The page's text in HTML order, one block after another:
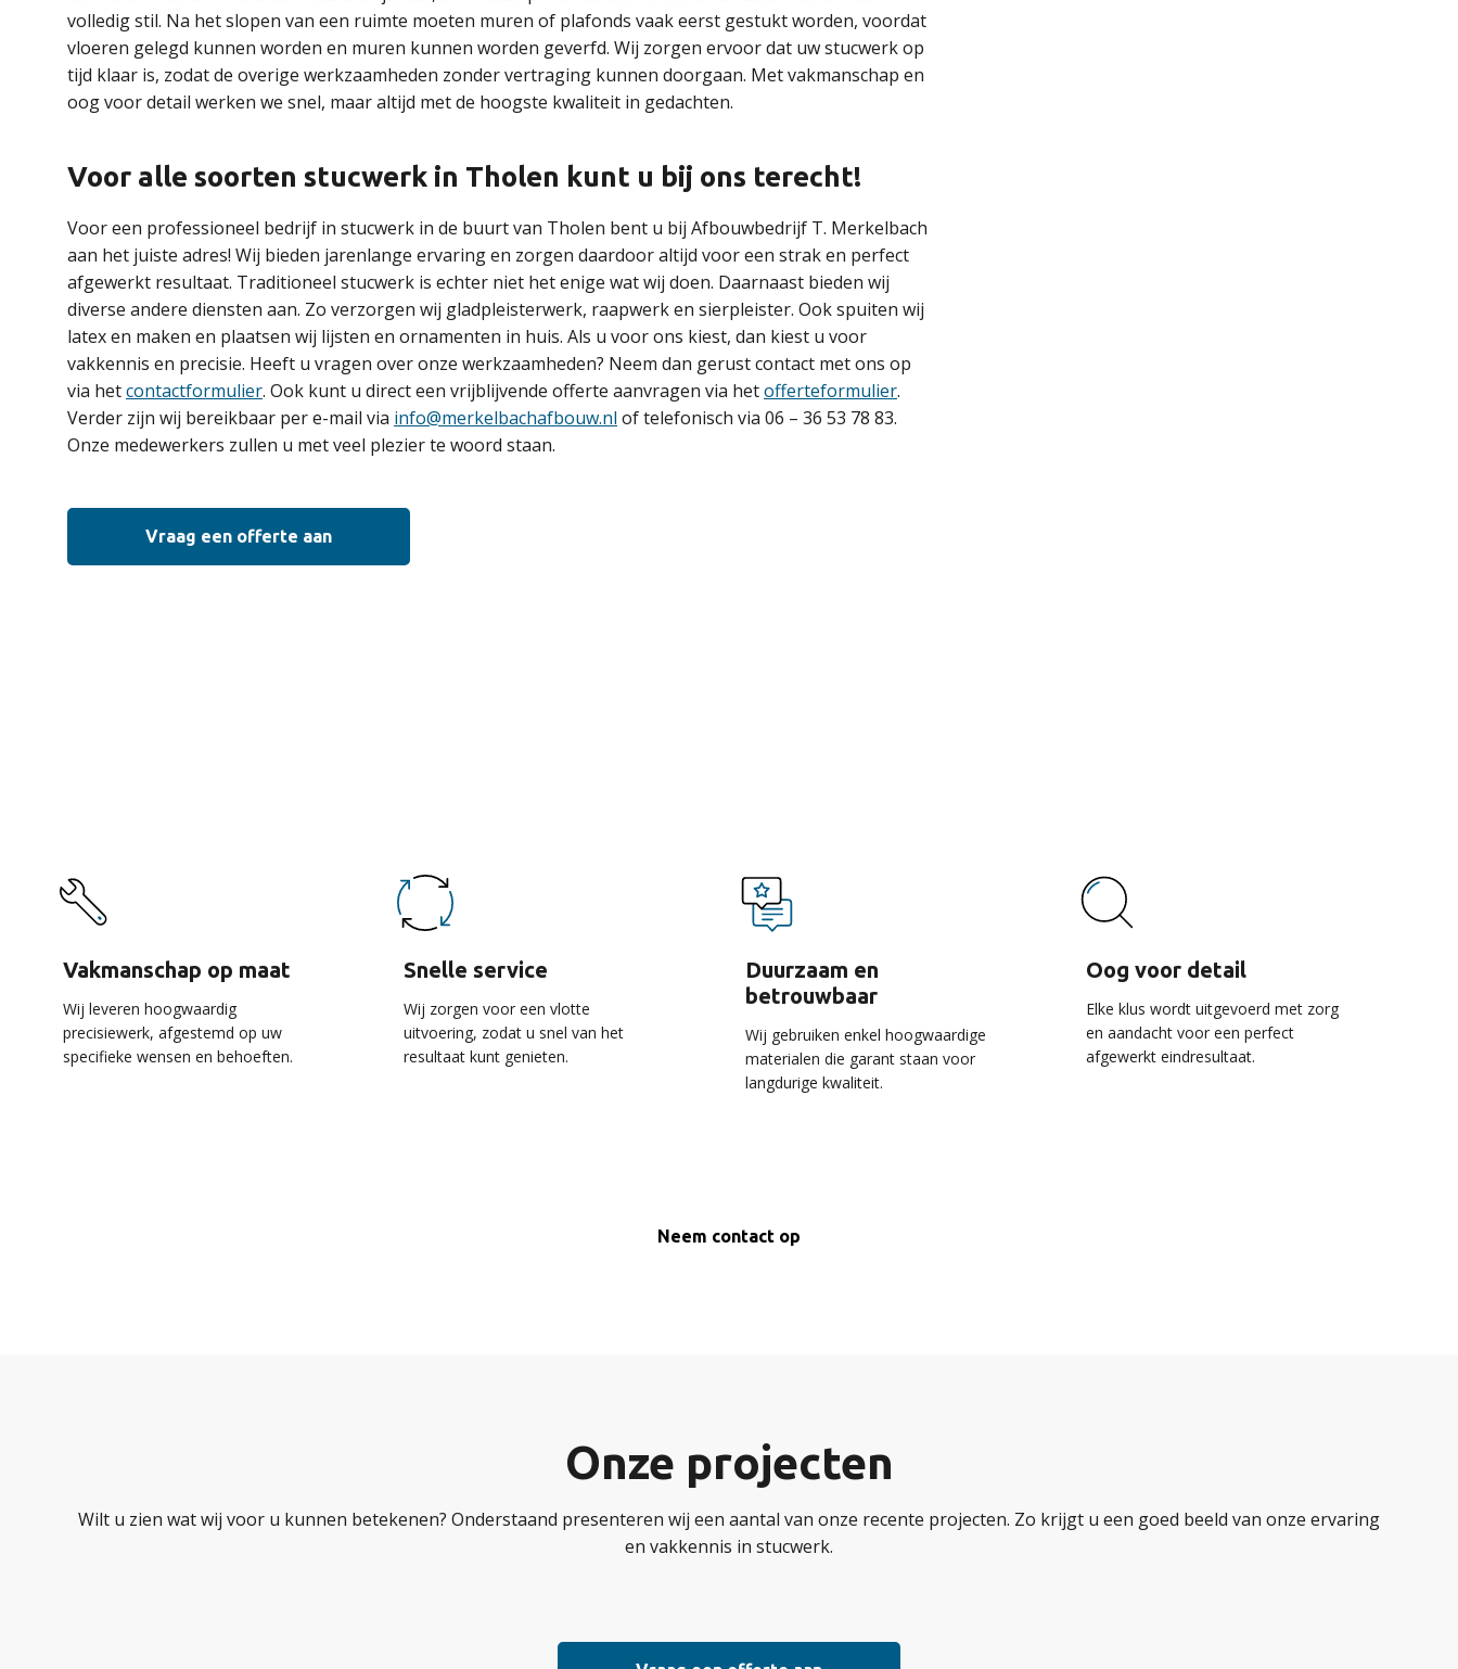
volledig stil. Na het slopen van een ruimte moeten muren of plafonds vaak eerst gestukt worden, voordat
vloeren gelegd kunnen worden en muren kunnen worden geverfd. Wij zorgen ervoor dat uw stucwerk op
tijd klaar is, zodat de overige werkzaamheden zonder vertraging kunnen doorgaan. Met vakmanschap en
oog voor detail werken we snel, maar altijd met de hoogste kwaliteit in gedachten.
Voor alle soorten stucwerk in Tholen kunt u bij ons terecht!
Voor een professioneel bedrijf in stucwerk in de buurt van Tholen bent u bij Afbouwbedrijf T. Merkelbach
aan het juiste adres! Wij bieden jarenlange ervaring en zorgen daardoor altijd voor een strak en perfect
afgewerkt resultaat. Traditioneel stucwerk is echter niet het enige wat wij doen. Daarnaast bieden wij
diverse andere diensten aan. Zo verzorgen wij gladpleisterwerk, raapwerk en sierpleister. Ook spuiten wij
latex en maken en plaatsen wij lijsten en ornamenten in huis. Als u voor ons kiest, dan kiest u voor
vakkennis en precisie. Heeft u vragen over onze werkzaamheden? Neem dan gerust contact met ons op
via hetcontactformulier. Ook kunt u direct een vrijblijvende offerte aanvragen via hetofferteformulier.
Verder zijn wij bereikbaar per e-mail via info@merkelbachafbouw.nl of telefonisch via 06 – 36 53 78 83.
Onze medewerkers zullen u met veel plezier te woord staan.
Vraag een offerte aan
Vakmanschap op maat
Wij leveren hoogwaardig
precisiewerk, afgestemd op uw
specifieke wensen en behoeften.
Snelle service
Wij zorgen voor een vlotte
uitvoering, zodat u snel van het
resultaat kunt genieten.
Duurzaam en
betrouwbaar
Wij gebruiken enkel hoogwaardige
materialen die garant staan voor
langdurige kwaliteit.
Oog voor detail
Elke klus wordt uitgevoerd met zorg
en aandacht voor een perfect
afgewerkt eindresultaat.
Neem contact op
Onze projecten
Wilt u zien wat wij voor u kunnen betekenen? Onderstaand presenteren wij een aantal van onze recente projecten. Zo krijgt u een goed beeld van onze ervaring
en vakkennis in stucwerk.